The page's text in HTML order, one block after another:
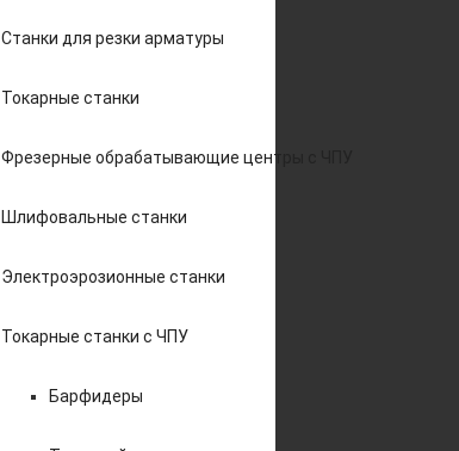
Станки для резки арматуры
Токарные станки
Фрезерные обрабатывающие центры с ЧПУ
Шлифовальные станки
Электроэрозионные станки
Токарные станки с ЧПУ
Барфидеры